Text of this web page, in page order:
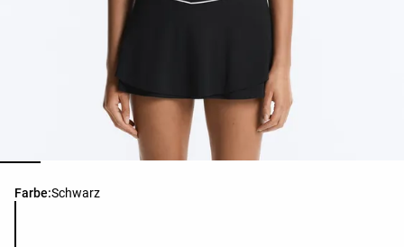
Farbe:Schwarz
Produktfarbliste